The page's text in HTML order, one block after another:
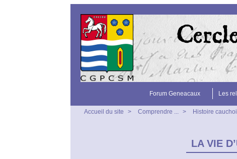
Forum Geneacaux Les
Accueil du site > Comprendre ... > Histoire
LA VIE